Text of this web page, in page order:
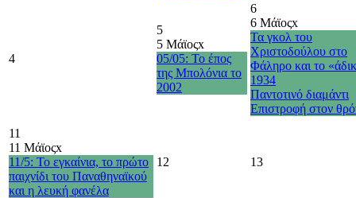
4
5
5 Μάϊοςx
05/05: Το έπος
της Μπολόνια το
2002
6
6 Μάϊοςx
Τα γκολ του
Χριστοδούλου στο
Φάληρο και το
1934
Παντοτινό διαμάντι
Επιστροφή στον
11
11 Μάϊοςx
11/5: Το εγκαίνια, το πρώτο
παιχνίδι του Παναθηναϊκού
και η λευκή φανέλα
12 13